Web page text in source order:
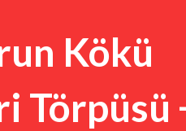
Kökü
Törpüsü